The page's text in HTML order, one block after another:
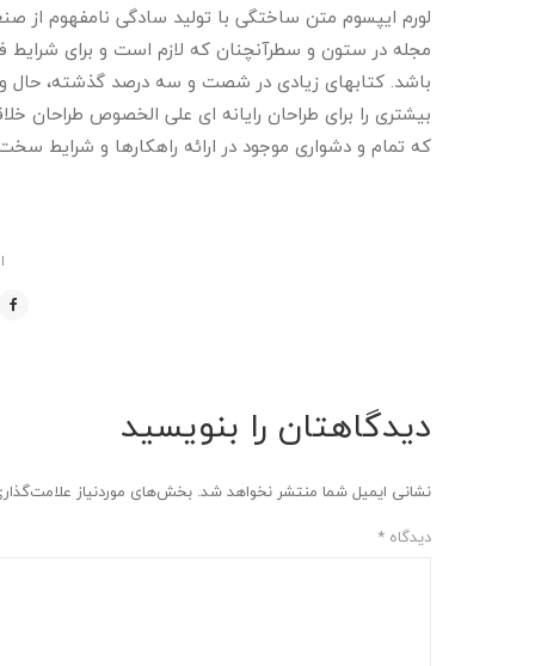
لورم ایپسوم متن ساختگی با تولید سادگی نامفهوم از
مجله در ستون و سطرآنچنان که لازم است و برای شرایط
باشد. کتابهای زیادی در شصت و سه درصد گذشته، حال و
بیشتری را برای طراحان رایانه ای علی الخصوص طراحان
که تمام و دشواری موجود در ارائه راهکارها و شرایط
دیدگاهتان را بنویسید
نشانی ایمیل شما منتشر نخواهد شد. بخش‌های موردنیاز
دیدگاه *